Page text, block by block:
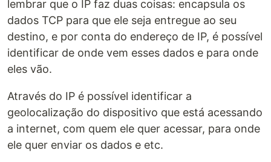
lembrar que o IP faz duas coisas: encapsula os
dados TCP para que ele seja entregue ao seu
destino, e por conta do endereço de IP, é possível
identificar de onde vem esses dados e para onde
eles vão.
Através do IP é possível identificar a
geolocalização do dispositivo que está acessando
a internet, com quem ele quer acessar, para onde
ele quer enviar os dados e etc.